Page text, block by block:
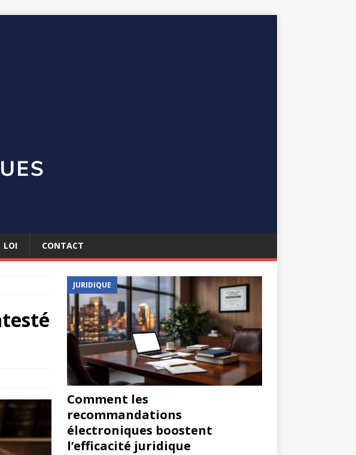
LOI CONTACT
JURIDIQUE
Comment les
recommandations
électroniques boostent
l’efficacité juridique